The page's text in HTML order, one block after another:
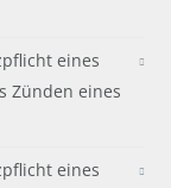
eines
Zünden eines
eines